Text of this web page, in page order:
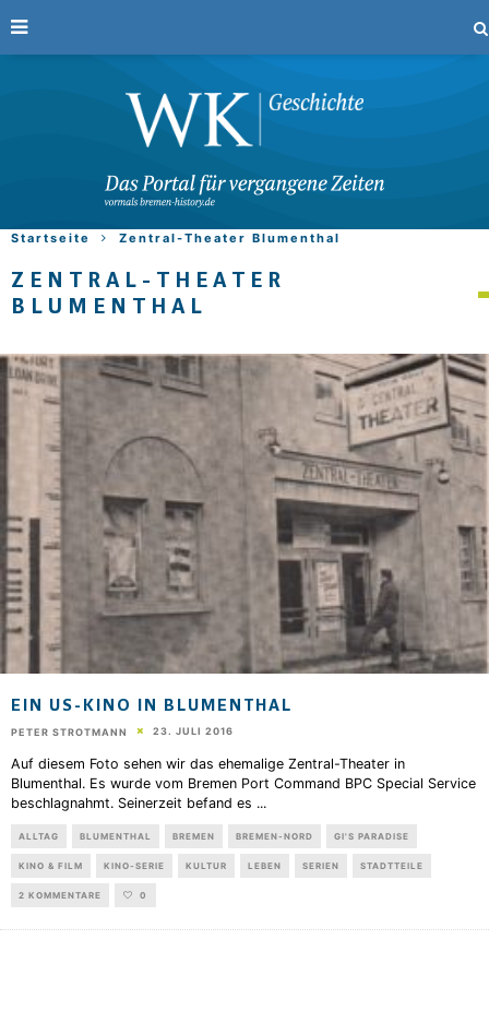
Startseite Zentral-Theater Blumenthal
ZENTRAL-THEATER
BLUMENTHAL
EIN US-KINO IN BLUMENTHAL
PETER STROTMANN 23. JULI 2016
Auf diesem Foto sehen wir das ehemalige Zentral-Theater in
Blumenthal. Es wurde vom Bremen Port Command BPC Special Service
beschlagnahmt. Seinerzeit befand es ...
ALLTAG BLUMENTHAL BREMEN BREMEN-NORD GI'S PARADISE
KINO & FILM KINO-SERIE KULTUR LEBEN SERIEN STADTTEILE
2 KOMMENTARE 0